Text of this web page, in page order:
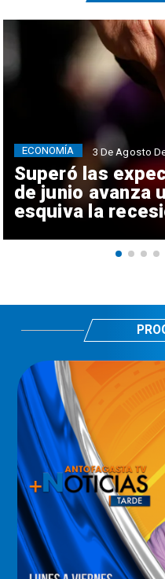
Superó las
de junio avanza
esquiva la
ECONOMÍA 3 De Agosto